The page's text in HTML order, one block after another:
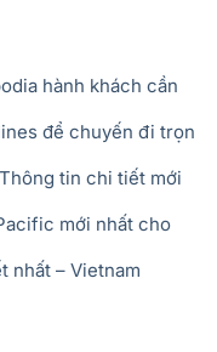
hành khách cần
để chuyến đi trọn
tin chi tiết mới
mới nhất cho
nhất – Vietnam